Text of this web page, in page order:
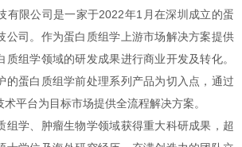
有限公司是一家于2022年1月在深圳成立的蛋
公司。作为蛋白质组学上游市场解决方案提供
质组学领域的研发成果进行商业开发及转化。
的蛋白质组学前处理系列产品为切入点，通过
平台为目标市场提供全流程解决方案。
组学、肿瘤生物学领域获得重大科研成果，超